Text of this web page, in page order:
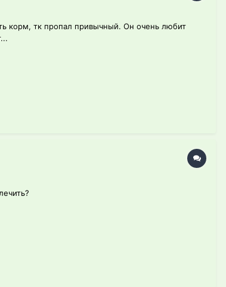
корм, тк пропал привычный. Он очень любит